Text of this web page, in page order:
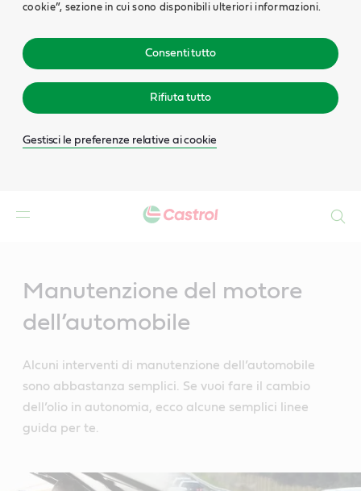
cookie”, sezione in cui sono disponibili ulteriori informazioni.
Consenti tutto
Rifiuta tutto
Gestisci le preferenze relative ai cookie
Manutenzione del motore
dell’automobile
Alcuni interventi di manutenzione dell’automobile
sono abbastanza semplici. Se vuoi fare il cambio
dell’olio in autonomia, ecco alcune semplici linee
guida per te.